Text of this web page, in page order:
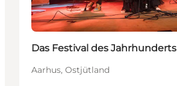
Das Festival des Jahrhunderts
Aarhus, Ostjütland